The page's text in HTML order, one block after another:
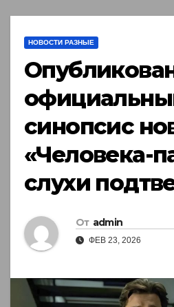
НОВОСТИ РАЗНЫЕ
синопсис
«Человека-
слухи
От admin
ФЕВ 23, 2026